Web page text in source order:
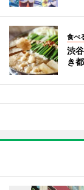
食べ
渋
き